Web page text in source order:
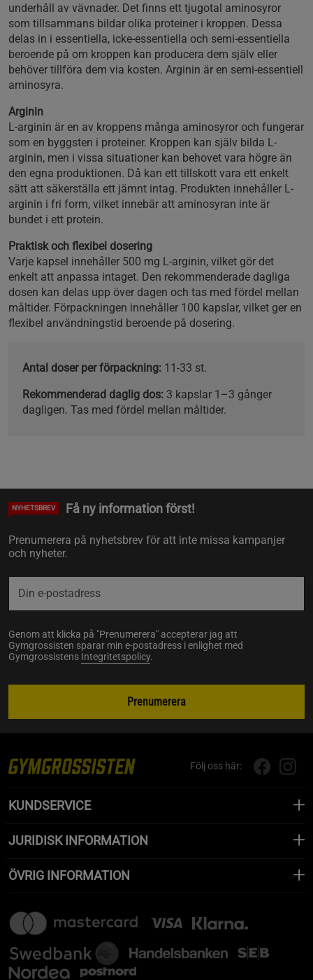
underhåll av vävnader. Det finns ett tjugotal aminosyror
som tillsammans bildar olika proteiner i kroppen. Dessa
delas in i essentiella, icke-essentiella och semi-essentiella
beroende på om kroppen kan producera dem själv eller
behöver tillföra dem via kosten. Arginin är en semi-essentiell
aminosyra.
Arginin
L-arginin är en av kroppens många aminosyror och fungerar
som en byggsten i proteiner. Kroppen kan själv bilda L-
arginin, men i vissa situationer kan behovet vara högre än
den egna produktionen. Då kan ett tillskott vara ett enkelt
sätt att säkerställa ett jämnt intag. Produkten innehåller L-
arginin i fri form, vilket innebär att aminosyran inte är
bundet i ett protein.
Praktisk och flexibel dosering
Varje kapsel innehåller 500 mg L-arginin, vilket gör det
enkelt att anpassa intaget. Den rekommenderade dagliga
dosen kan delas upp över dagen och tas med fördel mellan
måltider. Förpackningen innehåller 100 kapslar, vilket ger en
flexibel användningstid beroende på dosering.
Antal doser per förpackning: 11-33 st.
Rekommenderad daglig dos: 3 kapslar 1–3 gånger
dagligen. Tas med fördel mellan måltider.
NYHETSBREV Få ny information först!
Prenumerera på nyhetsbrev för att inte missa kampanjer
och nyheter.
Genom att klicka på "Prenumerera" accepterar jag att
Gymgrossisten sparar min e-postadress i enlighet med
Gymgrossistens Integritetspolicy.
Prenumerera
Följ oss här:
KUNDSERVICE
JURIDISK INFORMATION
ÖVRIG INFORMATION